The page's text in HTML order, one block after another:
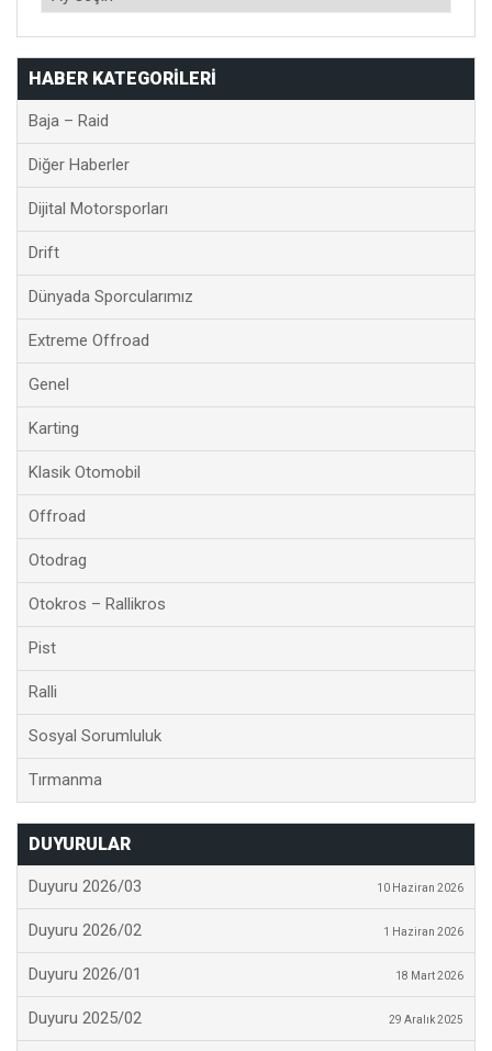
HABER KATEGORILERI
Baja – Raid
Diğer Haberler
Dijital Motorsporları
Drift
Dünyada Sporcularımız
Extreme Offroad
Genel
Karting
Klasik Otomobil
Offroad
Otodrag
Otokros – Rallikros
Pist
Ralli
Sosyal Sorumluluk
Tırmanma
DUYURULAR
Duyuru 2026/03 10 Haziran 2026
Duyuru 2026/02 1 Haziran 2026
Duyuru 2026/01 18 Mart 2026
Duyuru 2025/02 29 Aralık 2025